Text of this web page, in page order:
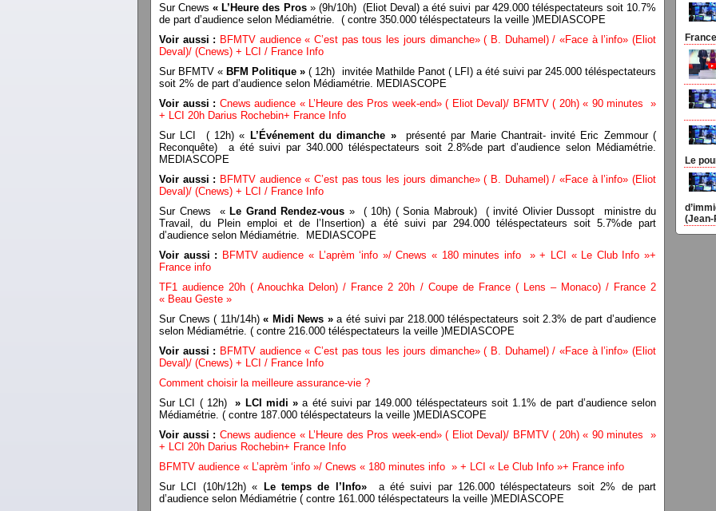
Sur Cnews« L’Heure des Pros» (9h/10h) (Eliot Deval) a été suivi par 429.000 téléspectateurs soit 10.7%
de part d’audience selon Médiamétrie. ( contre 350.000 téléspectateurs la veille )MEDIASCOPE
Voir aussi : BFMTV audience « C’est pas tous les jours dimanche» ( B. Duhamel) / «Face à l’info» (Eliot
Deval)/ (Cnews) + LCI / France Info
Sur BFMTV « BFM Politique »( 12h) invitée Mathilde Panot ( LFI) a été suivi par 245.000 téléspectateurs
soit 2% de part d’audience selon Médiamétrie. MEDIASCOPE
Voir aussi : Cnews audience « L’Heure des Pros week-end» ( Eliot Deval)/ BFMTV ( 20h) « 90 minutes »
+ LCI 20h Darius Rochebin+ France Info
Sur LCI ( 12h) « L’Événement du dimanche »présenté par Marie Chantrait- invité Eric Zemmour (
Reconquête) a été suivi par 340.000 téléspectateurs soit 2.8%de part d’audience selon Médiamétrie.
MEDIASCOPE
Voir aussi : BFMTV audience « C’est pas tous les jours dimanche» ( B. Duhamel) / «Face à l’info» (Eliot
Deval)/ (Cnews) + LCI / France Info
Sur Cnews « Le Grand Rendez-vous » ( 10h) ( Sonia Mabrouk) ( invité Olivier Dussopt ministre du
Travail, du Plein emploi et de l’Insertion) a été suivi par 294.000 téléspectateurs soit 5.7%de part
d’audience selon Médiamétrie. MEDIASCOPE
Voir aussi : BFMTV audience « L’aprèm ‘info »/ Cnews « 180 minutes info » + LCI « Le Club Info »+
France info
TF1 audience 20h ( Anouchka Delon) / France 2 20h / Coupe de France ( Lens – Monaco) / France 2
« Beau Geste »
Sur Cnews ( 11h/14h)« Midi News »a été suivi par 218.000 téléspectateurs soit 2.3% de part d’audience
selon Médiamétrie. ( contre 216.000 téléspectateurs la veille )MEDIASCOPE
Voir aussi : BFMTV audience « C’est pas tous les jours dimanche» ( B. Duhamel) / «Face à l’info» (Eliot
Deval)/ (Cnews) + LCI / France Info
Comment choisir la meilleure assurance-vie ?
Sur LCI ( 12h)» LCI midi »a été suivi par 149.000 téléspectateurs soit 1.1% de part d’audience selon
Médiamétrie. ( contre 187.000 téléspectateurs la veille )MEDIASCOPE
Voir aussi : Cnews audience « L’Heure des Pros week-end» ( Eliot Deval)/ BFMTV ( 20h) « 90 minutes »
+ LCI 20h Darius Rochebin+ France Info
BFMTV audience « L’aprèm ‘info »/ Cnews « 180 minutes info » + LCI « Le Club Info »+ France info
Sur LCI (10h/12h) «
Le temps de l’Info»a été suivi par 126.000 téléspectateurs soit 2% de part
d’audience selon Médiamétrie ( contre 161.000 téléspectateurs la veille )MEDIASCOPE
Le
(Jean-